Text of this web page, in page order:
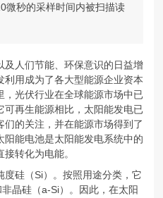
微秒的采样时间内被扫描读
及人们节能、环保意识的日益增
用成为了各大型能源企业资本
光伏行业在全球能源市场中已
再生能源相比，太阳能发电已
的关注，并在能源市场得到了
能电池是太阳能发电系统中的
转化为电能。
硅（Si）。按照用途分类，它
晶硅（a-Si）。因此，在太阳